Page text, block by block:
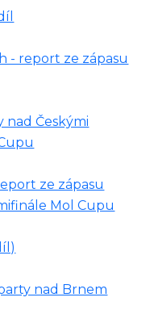
- report ze zápasu
Českými
ze zápasu
Mol Cupu
nad Brnem